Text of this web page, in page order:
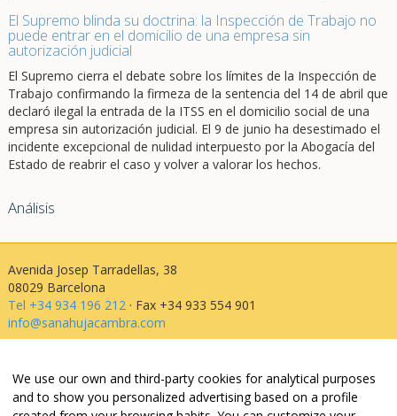
El Supremo blinda su doctrina: la Inspección de Trabajo no
puede entrar en el domicilio de una empresa sin
autorización judicial
El Supremo cierra el debate sobre los límites de la Inspección de
Trabajo confirmando la firmeza de la sentencia del 14 de abril que
declaró ilegal la entrada de la ITSS en el domicilio social de una
empresa sin autorización judicial. El 9 de junio ha desestimado el
incidente excepcional de nulidad interpuesto por la Abogacía del
Estado de reabrir el caso y volver a valorar los hechos.
Análisis
Avenida Josep Tarradellas, 38
08029 Barcelona
Tel +34 934 196 212· Fax +34 933 554 901
info@sanahujacambra.com
Aviso legal
Política de privacidad
Política de cookies
We use our own and third-party cookies for analytical purposes
and to show you personalized advertising based on a profile